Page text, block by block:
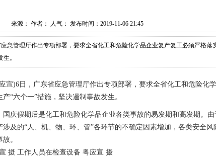
来源： 作者： 人气： 发布时间：2019-11-06 21:45
急管理厅作出专项部署，要求全省化工和危险化学品企业复产复工必须严格落
。
)6日，广东省应急管理厅作出专项部署，要求全省化工和危险化
“六个一”措施，坚决遏制事故发生。
假期后是化工和危险化学品企业各类事故的易发期和高发期。由
及的“人、机、物、环、管”各环节的不确定因素增加，各类安全风
。
工作人员在检查设备 粤应宣 摄